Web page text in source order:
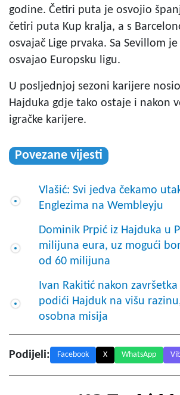
godine. Četiri puta je osvojio
četiri puta Kup kralja, a s
osvajač Lige prvaka. Sa Sevillom
osvajao Europsku ligu.
U posljednjoj sezoni karijere
Hajduka gdje tako ostaje i nakon
igračke karijere.
Povezane vijesti
Vlašić: Svi jedva čekamo
Englezima na Wembleyju
Dominik Prpić iz Hajduka u
milijuna eura, uz mogući
od 60 milijuna
Ivan Rakitić nakon
podići Hajduk na višu
osobna misija
Podijeli: Facebook X WhatsApp